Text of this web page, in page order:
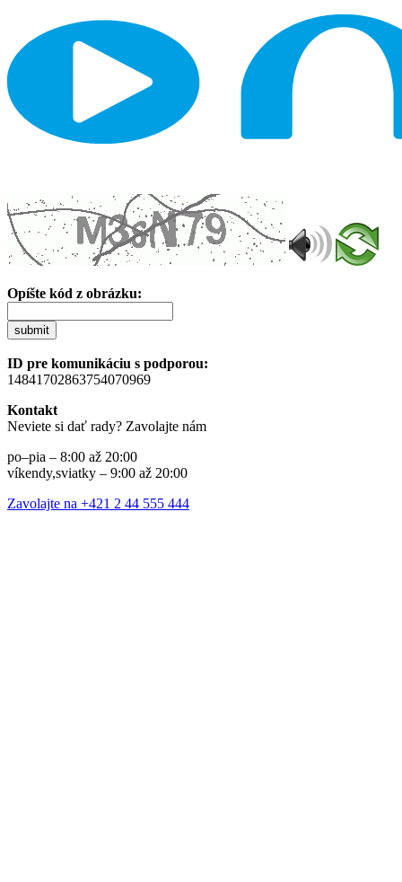
Opíšte kód z obrázku:
submit
ID pre komunikáciu s podporou:
14841702863754070969
Kontakt
Neviete si dať rady? Zavolajte nám
po–pia – 8:00 až 20:00
víkendy,sviatky – 9:00 až 20:00
Zavolajte na +421 2 44 555 444